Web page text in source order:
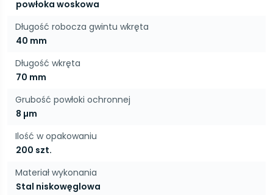
powłoka woskowa
Długość robocza gwintu wkręta
40 mm
Długość wkręta
70 mm
Grubość powłoki ochronnej
8 µm
Ilość w opakowaniu
200 szt.
Materiał wykonania
Stal niskowęglowa